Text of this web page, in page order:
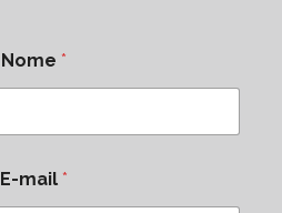
Nome *
E-mail *